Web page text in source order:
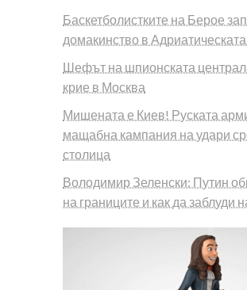
Баскетболистките на Берое
домакинство в Адриатическата
Шефът на шпионската
крие в Москва
Мишената е Киев! Руската
мащабна кампания на удари
столица
Володимир Зеленски: Путин
на границите и как да заблуди